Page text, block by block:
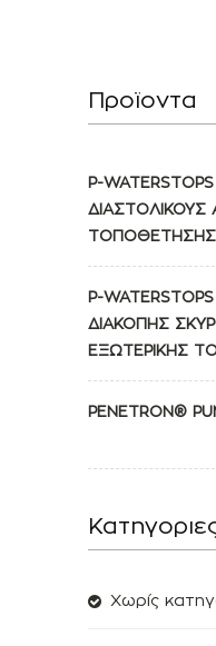
Προϊοντα
P-WATERSTOPS
ΤΟΠΟΘΕΤΗΣΗΣ
P-
ΔΙΑΚΟΠΗΣ
ΕΞΩΤΕΡΙΚΗΣ
PENETRON®
Χωρίς